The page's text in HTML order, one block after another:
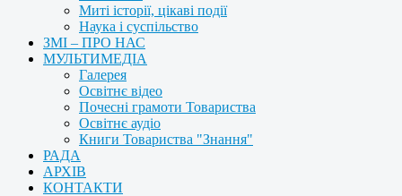
Миті історії, цікаві події
Наука і суспільство
ЗМІ – ПРО НАС
МУЛЬТИМЕДІА
Галерея
Освітнє відео
Почесні грамоти Товариства
Освітнє аудіо
Книги Товариства "Знання"
РАДА
АРХІВ
КОНТАКТИ